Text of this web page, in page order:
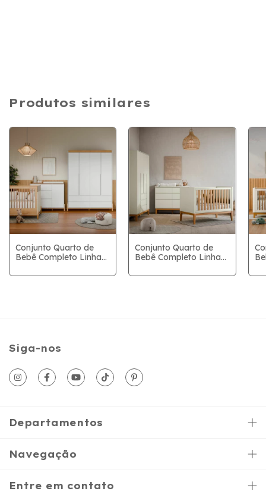
Produtos similares
Conjunto Quarto de
Bebê Completo Linha
Soft/Freijo/Eco Wood
Conjunto Quarto de
Bebê Completo Linha
Whie /Eco Wood -
Siga-nos
Departamentos
Navegação
Entre em contato